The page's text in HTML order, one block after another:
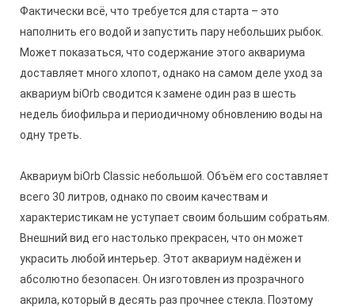
Фактически всё, что требуется для старта – это
наполнить его водой и запустить пару небольших рыбок.
Может показаться, что содержание этого аквариума
доставляет много хлопот, однако на самом деле уход за
аквариум biOrb сводится к замене один раз в шесть
недель биофильра и периодичному обновлению воды на
одну треть.
Аквариум biOrb Classic небольшой. Объём его составляет
всего 30 литров, однако по своим качествам и
характеристикам не уступает своим большим собратьям.
Внешний вид его настолько прекрасен, что он может
украсить любой интерьер. Этот аквариум надёжен и
абсолютно безопасен. Он изготовлен из прозрачного
акрила, который в десять раз прочнее стекла. Поэтому